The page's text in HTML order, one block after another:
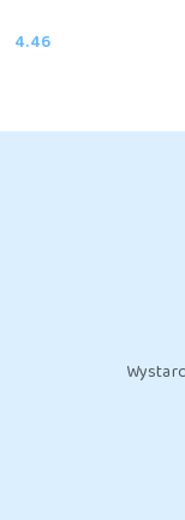
Cena:
4.46